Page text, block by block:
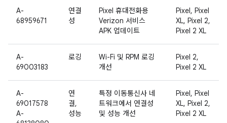
A-
68959671
연결
성
Pixel 휴대전화용
Verizon 서비스
APK 업데이트
Pixel, Pixel
XL, Pixel 2,
Pixel 2 XL
A-
69003183
로깅
Wi-Fi 및 RPM 로깅
개선
Pixel 2,
Pixel 2 XL
A-
69017578
A-
연
결,
성능
특정 이동통신사 네
트워크에서 연결성
및 성능 개선
Pixel, Pixel
XL, Pixel 2,
Pixel 2 XL